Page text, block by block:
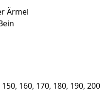
Ärmel
160, 170, 180, 190, 200